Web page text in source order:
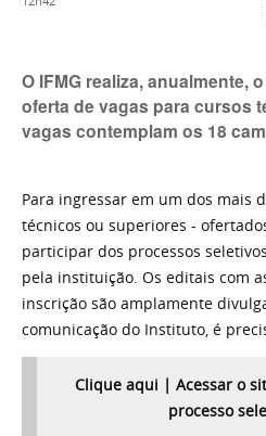
O IFMG realiza, anualmente,
oferta de vagas para cursos
vagas contemplam os 18
Para ingressar em um dos mais
técnicos ou superiores -
participar dos processos
pela instituição. Os editais com
inscrição são amplamente
comunicação do Instituto, é
Clique aqui | Acessar o
processo